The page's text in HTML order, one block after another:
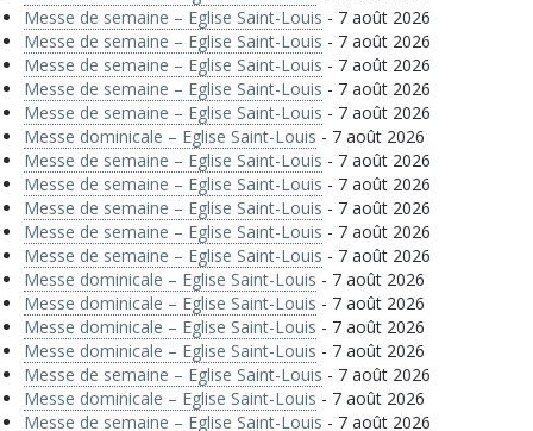
Messe de semaine – Eglise Saint-Louis - 7 août 2026
Messe de semaine – Eglise Saint-Louis - 7 août 2026
Messe de semaine – Eglise Saint-Louis - 7 août 2026
Messe de semaine – Eglise Saint-Louis - 7 août 2026
Messe de semaine – Eglise Saint-Louis - 7 août 2026
Messe dominicale – Eglise Saint-Louis - 7 août 2026
Messe de semaine – Eglise Saint-Louis - 7 août 2026
Messe de semaine – Eglise Saint-Louis - 7 août 2026
Messe de semaine – Eglise Saint-Louis - 7 août 2026
Messe de semaine – Eglise Saint-Louis - 7 août 2026
Messe de semaine – Eglise Saint-Louis - 7 août 2026
Messe dominicale – Eglise Saint-Louis - 7 août 2026
Messe dominicale – Eglise Saint-Louis - 7 août 2026
Messe dominicale – Eglise Saint-Louis - 7 août 2026
Messe dominicale – Eglise Saint-Louis - 7 août 2026
Messe de semaine – Eglise Saint-Louis - 7 août 2026
Messe dominicale – Eglise Saint-Louis - 7 août 2026
Messe de semaine – Eglise Saint-Louis - 7 août 2026